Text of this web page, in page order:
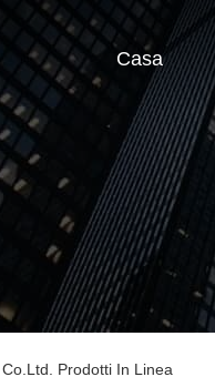
Casa
Prodotti In Linea